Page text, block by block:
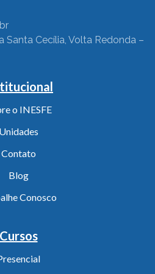
Santa Cecília, Volta Redonda –
o INESFE
Unidades
Contato
Blog
Conosco
Cursos